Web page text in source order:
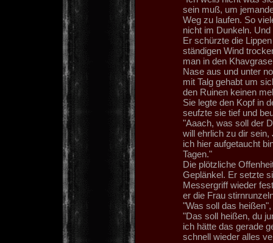
sein muß, um
Weg zu laufen. So
nicht im Dunkeln.
Er schürzte die
ständigen Wind
man in den
Nase aus und unter
mit Talg gehabt um
den Ruinen keinen
Sie legte den Kopf in
seufzte sie tief und
"Aaach, was soll der
will ehrlich zu dir
ich hier aufgetaucht
Tagen."
Die plötzliche
Geplänkel. Er setzte
Messergriff wieder
er die Frau
"Was soll das
"Das soll heißen, du
ich hätte das gerade
schnell wieder alles